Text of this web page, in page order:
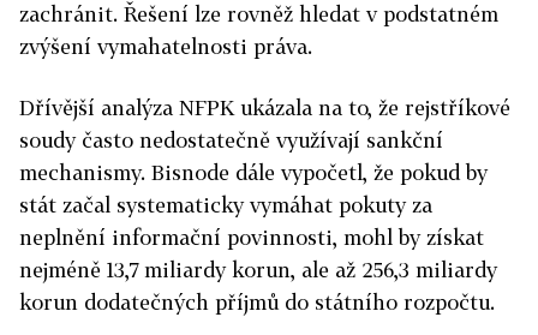
zachránit. Řešení lze rovněž hledat v podstatném
zvýšení vymahatelnosti práva.
Dřívější analýza NFPK ukázala na to, že rejstříkové
soudy často nedostatečně využívají sankční
mechanismy. Bisnode dále vypočetl, že pokud by
stát začal systematicky vymáhat pokuty za
neplnění informační povinnosti, mohl by získat
nejméně 13,7 miliardy korun, ale až 256,3 miliardy
korun dodatečných příjmů do státního rozpočtu.